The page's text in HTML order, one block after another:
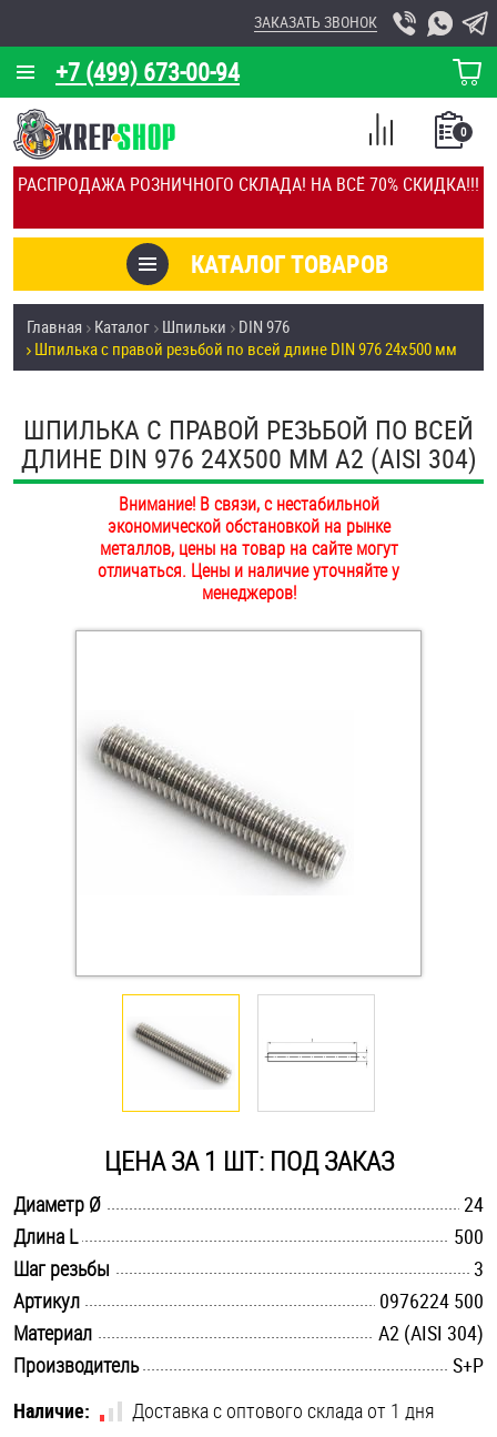
РАСПРОДАЖА РОЗНИЧНОГО СКЛАДА! НА ВСЁ 70% СКИДКА!!!
+7 (499) 673-00-94
ЗАКАЗАТЬ ЗВОНОК
КОРЗИНА
О КОМПАНИИ
КАЛЬКУЛЯТОР
ОТЗЫВЫ
УСЛУГИ
СКИДКИ
ОПТ
ПОКУПАТЕЛЯМ
ОПЛАТА И ДОСТАВКА
НАШИ МАГАЗИНЫ
КАТАЛОГ ТОВАРОВ
0
СПИСОК
СРАВНЕНИЕ
Товары со скидкой
Анкеры
Антивандальный крепёж, инструмент
Болты и винты
Втулки
Заклепки (Гайки-Заклепки)
Крюки, кольца с метрической резьбой
Крюки, кольца с шурупной резьбой
Оснастка и аксессуары для яхт
Саморезы и шурупы
Стопорные кольца
Такелаж
Хомуты
Шайбы
Главная Каталог Шпильки
DIN 976
Шпилька с правой резьбой по всей длине DIN 976 24х500 мм
ШПИЛЬКА С ПРАВОЙ РЕЗЬБОЙ ПО ВСЕЙ
ДЛИНЕ DIN 976 24Х500 ММ А2 (AISI 304)
Внимание! В связи, с нестабильной
экономической обстановкой на рынке
металлов, цены на товар на сайте могут
отличаться. Цены и наличие уточняйте у
менеджеров!
ЦЕНА ЗА 1 ШТ: ПОД ЗАКАЗ
Диаметр Ø
24
Длина L
500
Шаг резьбы
3
Артикул
0976224 500
Материал
А2 (AISI 304)
Производитель
S+P
Наличие:
Доставка с оптового склада от 1 дня